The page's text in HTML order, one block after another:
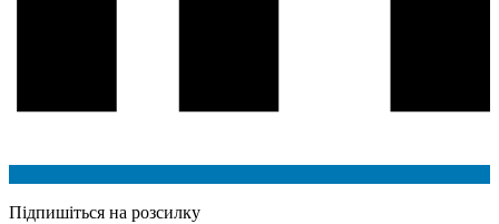
Підпишіться на розсилку